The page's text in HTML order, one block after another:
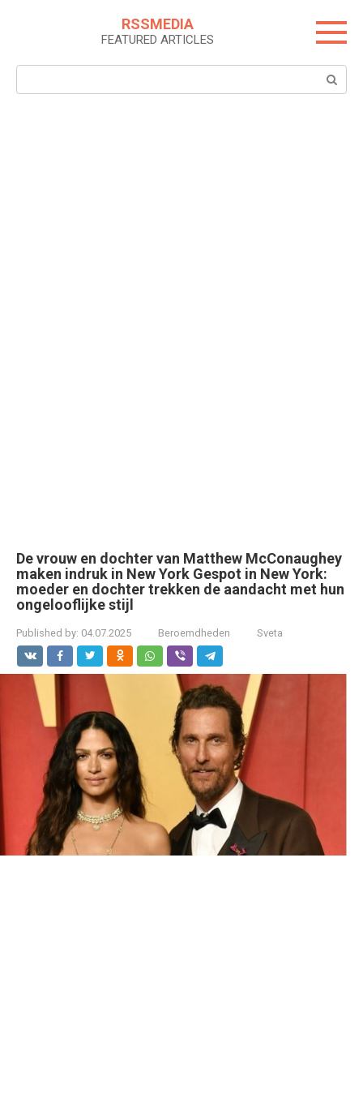
RSSMEDIA
FEATURED ARTICLES
Search:
De vrouw en dochter van Matthew McConaughey
maken indruk in New York Gespot in New York:
moeder en dochter trekken de aandacht met hun
ongelooflijke stijl
Published by: 04.07.2025 Beroemdheden Sveta